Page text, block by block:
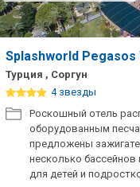
Splashworld Pegasos
Турция , Соргун
4 звезды
Роскошный отель
оборудованным
предложены
несколько
для детей и